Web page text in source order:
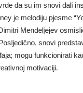
da su im snovi dali
je melodiju pjesme
Mendeljejev
snovi
mogu funkcionirati
motivaciji.